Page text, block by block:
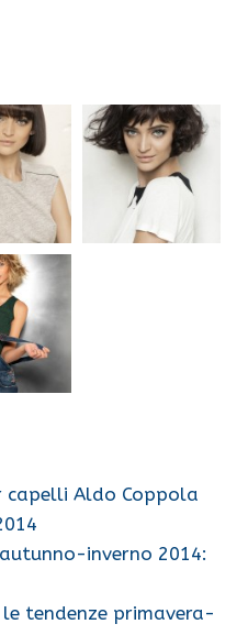
capelli Aldo Coppola
inverno 2014:
tendenze primavera-